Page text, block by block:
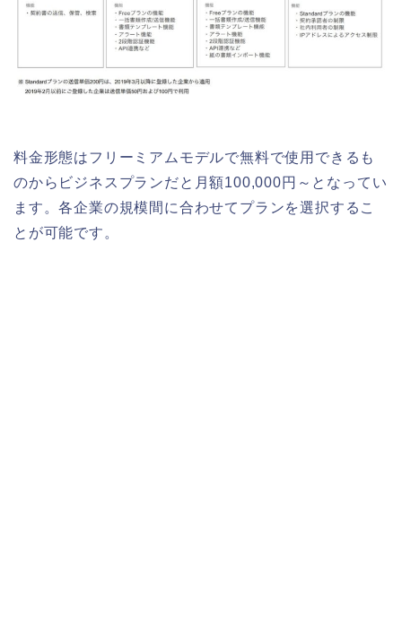
料金形態はフリーミアムモデルで無料で使用できるも
のからビジネスプランだと月額100,000円～となってい
ます。各企業の規模間に合わせてプランを選択するこ
とが可能です。